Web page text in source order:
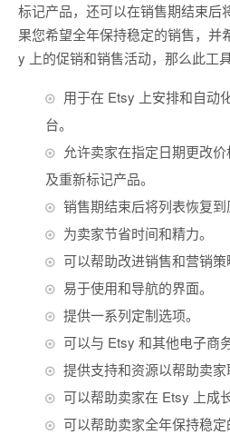
标记产品，还可以在销售期结束后
果您希望全年保持稳定的销售，并
y 上的促销和销售活动，那么此工
用于在 Etsy 上安排和自动
台。
允许卖家在指定日期更改
及重新标记产品。
销售期结束后将列表恢复到
为卖家节省时间和精力。
可以帮助改进销售和营销策
易于使用和导航的界面。
提供一系列定制选项。
可以与 Etsy 和其他电子商
提供支持和资源以帮助卖家
可以帮助卖家在 Etsy 上成
可以帮助卖家全年保持稳定